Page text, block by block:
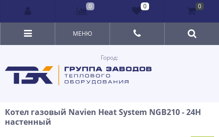
Город:
МЕНЮ
Котел газовый Navien Heat System NGB210 - 24H
настенный
0 0 0